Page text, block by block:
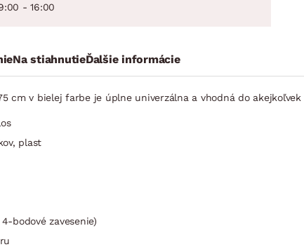
- 16:00
Na stiahnutieĎalšie informácie
cm v bielej farbe je úplne univerzálna a vhodná do akejkoľvek
plast
bodové zavesenie)